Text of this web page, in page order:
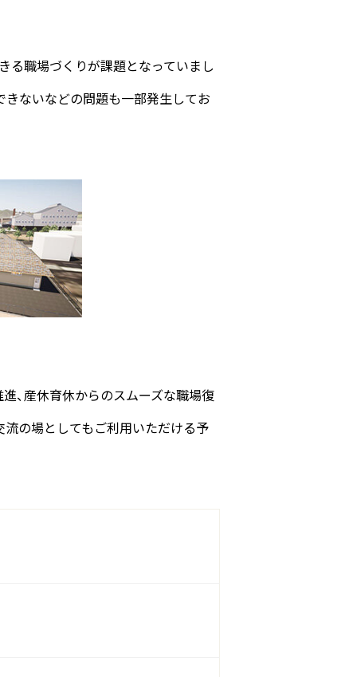
る職場づくりが課題となっていまし
きないなどの問題も一部発生してお
、産休育休からのスムーズな職場復
流の場としてもご利用いただける予